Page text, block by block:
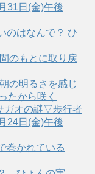
31日(金)午後
のはなんで？ ひ
のもとに取り戻
の明るさを感じ
たから咲く
ガオの謎▽歩行者
24日(金)午後
巻かれている